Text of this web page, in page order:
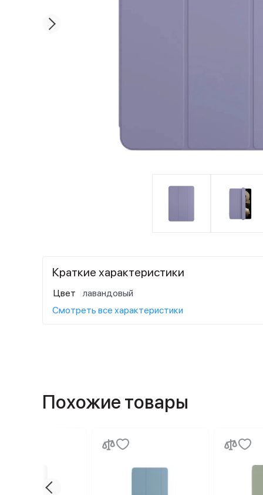
Краткие характеристики
Цвет
лавандовый
Смотреть все характеристики
Похожие товары